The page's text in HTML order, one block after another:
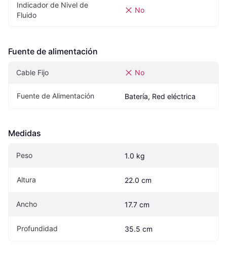
Indicador de Nivel de
Fluido
No
Fuente de alimentación
Cable Fijo No
Fuente de Alimentación Batería, Red eléctrica
Medidas
Peso 1.0 kg
Altura 22.0 cm
Ancho 17.7 cm
Profundidad 35.5 cm